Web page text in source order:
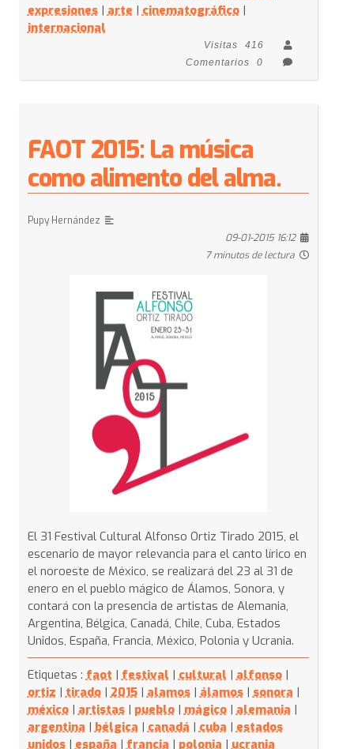
expresiones|arte |cinematográfico|
internacional
Visitas
416
Comentarios
0
FAOT 2015: La música
como alimento del alma.
Pupy Hernández
09-01-2015 16:12
7 minutos de lectura
El 31 Festival Cultural Alfonso Ortiz Tirado 2015, el
escenario de mayor relevancia para el canto lírico en
el noroeste de México, se realizará del 23 al 31 de
enero en el pueblo mágico de Álamos, Sonora, y
contará con la presencia de artistas de Alemania,
Argentina, Bélgica, Canadá, Chile, Cuba, Estados
Unidos, España, Francia, México, Polonia y Ucrania.
Etiquetas : faot | festival | cultural | alfonso|
ortiz | tirado| 2015| alamos| álamos| sonora |
méxico| artistas| pueblo| mágico| alemania |
argentina | bélgica | canadá | cuba | estados
unidos| españa | francia | polonia | ucrania